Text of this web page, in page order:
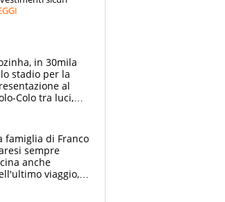
in 30mila
stadio per la
al
Colo tra luci,
famiglia di Franco
sempre
anche
viaggio,